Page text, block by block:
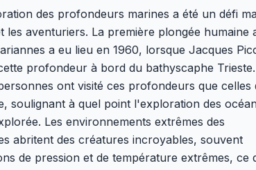
des profondeurs marines a été un défi
les aventuriers. La première plongée humaine
a eu lieu en 1960, lorsque Jacques
profondeur à bord du bathyscaphe Trieste.
ont visité ces profondeurs que celles
soulignant à quel point l'exploration des
Les environnements extrêmes des
abritent des créatures incroyables, souvent
de pression et de température extrêmes, ce